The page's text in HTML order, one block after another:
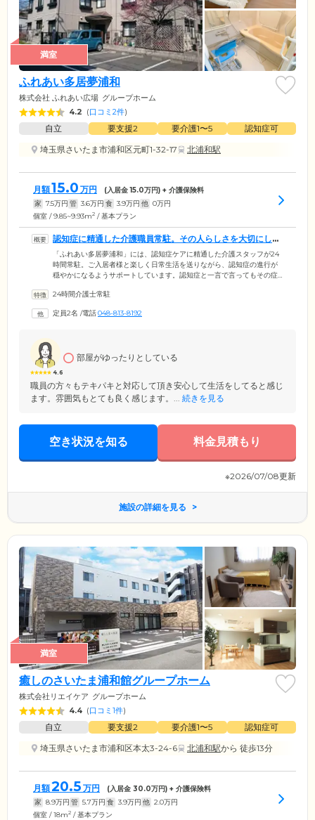
満室
ふれあい多居夢浦和
株式会社 ふれあい広場 グループホーム
4.2 (口コミ2件)
自立 要支援2 要介護1〜5
認知症可
埼玉県さいたま市浦和区元町1-32-17
北浦和駅
月額15.0 万円 (入居金15.0万円) + 介護保険料
家 7.5万円 管 3.6万円 食 3.9万円 他 0万円
個室 / 9.85~9.93m2 / 基本プラン
認知症に精通した介護職員常駐。その人らしさを大切にした
ケアを提供します
「ふれあい多居夢浦和」には、認知症ケアに精通した介護スタッフが24
時間常駐。ご入居者様と楽しく日常生活を送りながら、認知症の進行が
穏やかになるようサポートしています。認知症と一言で言ってもその症
め、その人らしさを大切にしたケアをご提供。いまの症状やご希望に合
維持のため、一年をつうじて楽しいイベントも多数。外出・散歩・ドラ
24時間介護士常駐
定員2名 /電話048-813-8192
4.6
部屋がゆったりとしている
職員の方々もテキパキと対応して頂き安心して生活をしてると感じ
ます。雰囲気もとても良く感じます。... 続きを見る
空き状況を知る 料金見積もり
※2026/07/08更新
施設の詳細を見る
満室
癒しのさいたま浦和館グループホーム
株式会社リエイケア グループホーム
4.4 (口コミ1件)
自立 要支援2 要介護1〜5
認知症可
埼玉県さいたま市浦和区本太3-24-6
北浦和駅から 徒歩13分
月額20.5 万円 (入居金 30.0万円) + 介護保険料
家 8.9万円 管 5.7万円 食 3.9万円 他 2.0万円
個室 / 18m2 / 基本プラン